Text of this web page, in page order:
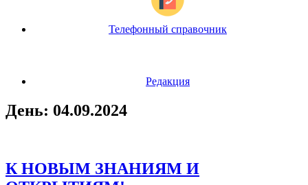
Телефонный справочник
Редакция
День: 04.09.2024
К НОВЫМ ЗНАНИЯМ И